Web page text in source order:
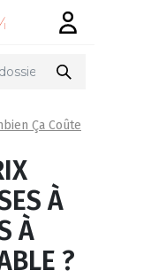
Ça Coûte
À
À
?